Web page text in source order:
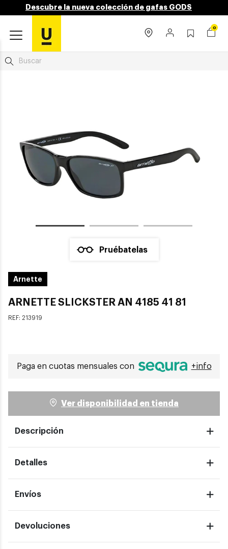
Descubre la nueva colección de gafas GODS
0
Pruébatelas
Arnette
ARNETTE SLICKSTER AN 4185 41 81
REF: 213919
Paga en cuotas mensuales con +info
Ver disponibilidad en tienda
Descripción
Detalles
Envíos
Devoluciones